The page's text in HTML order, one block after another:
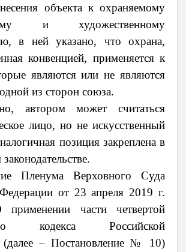
объекта к охраняемому
и художественному
в ней указано, что охрана,
конвенцией, применяется к
являются или не являются
из сторон союза.
автором может считаться
лицо, но не искусственный
позиция закреплена в
Пленума Верховного Суда
от 23 апреля 2019 г.
части четвертой
кодекса Российской
(далее – Постановление № 10)